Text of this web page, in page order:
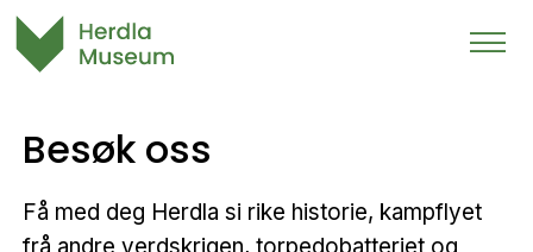
Besøk oss
Få med deg Herdla si rike historie, kampflyet
frå andre verdskrigen, torpedobatteriet og